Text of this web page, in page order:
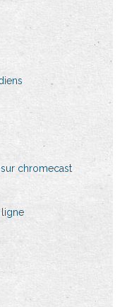
chromecast